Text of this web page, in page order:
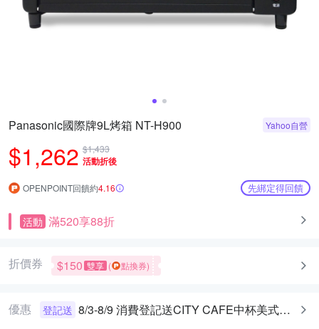
Panasonic國際牌9L烤箱 NT-H900
$1,262 $1,433
活動折後
Yahoo自營
OPENPOINT回饋約4.16 先綁定得回饋
活動 滿520享88折
折價券 $150 雙享 ( 點換券)
優惠 登記送 8/3-8/9 消費登記送CITY CAFE中杯美式乙杯